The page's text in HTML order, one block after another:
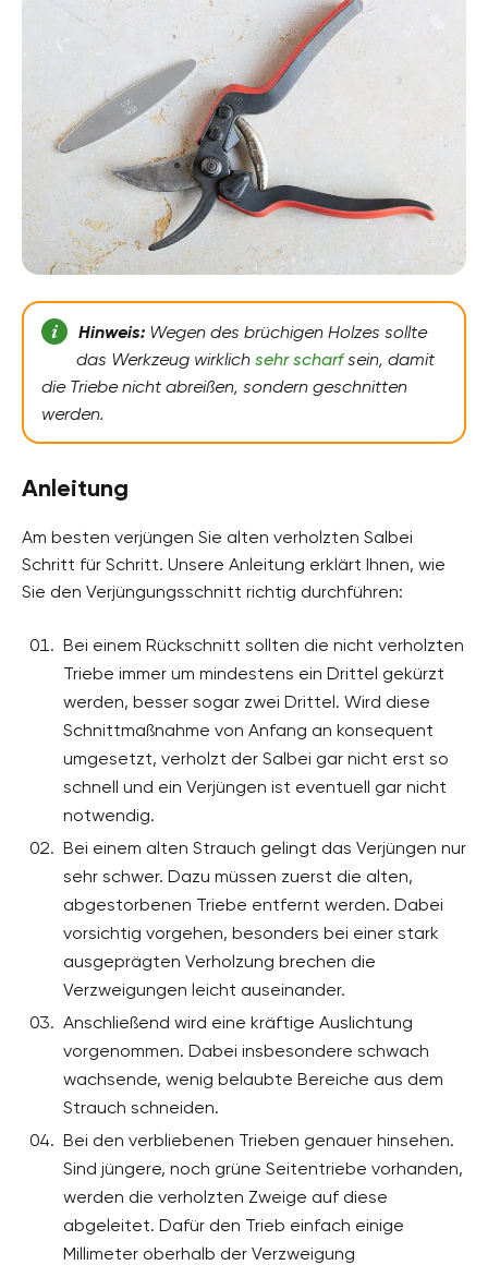
Hinweis:Wegen des brüchigen Holzes sollte
das Werkzeug wirklich sehr scharfsein, damit
die Triebe nicht abreißen, sondern geschnitten
werden.
Anleitung
Am besten verjüngen Sie alten verholzten Salbei
Schritt für Schritt. Unsere Anleitung erklärt Ihnen, wie
Sie den Verjüngungsschnitt richtig durchführen:
Bei einem Rückschnitt sollten die nicht verholzten
Triebe immer um mindestens ein Drittel gekürzt
werden, besser sogar zwei Drittel. Wird diese
Schnittmaßnahme von Anfang an konsequent
umgesetzt, verholzt der Salbei gar nicht erst so
schnell und ein Verjüngen ist eventuell gar nicht
notwendig.
Bei einem alten Strauch gelingt das Verjüngen nur
sehr schwer. Dazu müssen zuerst die alten,
abgestorbenen Triebe entfernt werden. Dabei
vorsichtig vorgehen, besonders bei einer stark
ausgeprägten Verholzung brechen die
Verzweigungen leicht auseinander.
Anschließend wird eine kräftige Auslichtung
vorgenommen. Dabei insbesondere schwach
wachsende, wenig belaubte Bereiche aus dem
Strauch schneiden.
Bei den verbliebenen Trieben genauer hinsehen.
Sind jüngere, noch grüne Seitentriebe vorhanden,
werden die verholzten Zweige auf diese
abgeleitet. Dafür den Trieb einfach einige
Millimeter oberhalb der Verzweigung